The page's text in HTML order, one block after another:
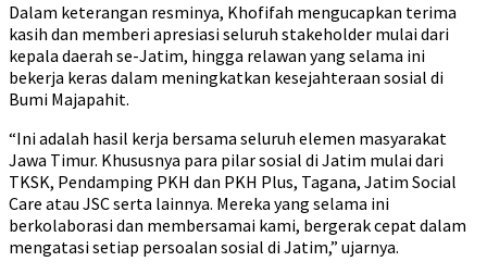
Dalam keterangan resminya, Khofifah mengucapkan terima
kasih dan memberi apresiasi seluruh stakeholder mulai dari
kepala daerah se-Jatim, hingga relawan yang selama ini
bekerja keras dalam meningkatkan kesejahteraan sosial di
Bumi Majapahit.
“Ini adalah hasil kerja bersama seluruh elemen masyarakat
Jawa Timur. Khususnya para pilar sosial di Jatim mulai dari
TKSK, Pendamping PKH dan PKH Plus, Tagana, Jatim Social
Care atau JSC serta lainnya. Mereka yang selama ini
berkolaborasi dan membersamai kami, bergerak cepat dalam
mengatasi setiap persoalan sosial di Jatim,” ujarnya.